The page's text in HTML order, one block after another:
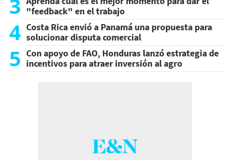
3 "feedback" en el trabajo
4 Costa Rica envió a Panamá una propuesta para
solucionar disputa comercial
5 Con apoyo de FAO, Honduras lanzó estrategia de
incentivos para atraer inversión al agro